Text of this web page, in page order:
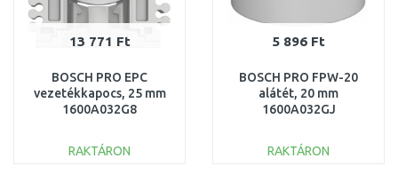
13 771 Ft
BOSCH PRO EPC
vezetékkapocs, 25 mm
1600A032G8
RAKTÁRON
5 896 Ft
BOSCH PRO FPW-20
alátét, 20 mm
1600A032GJ
RAKTÁRON